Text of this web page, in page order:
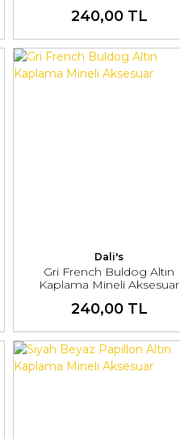
240,00 TL
Dali's
Gri French Buldog Altın
Kaplama Mineli Aksesuar
240,00 TL